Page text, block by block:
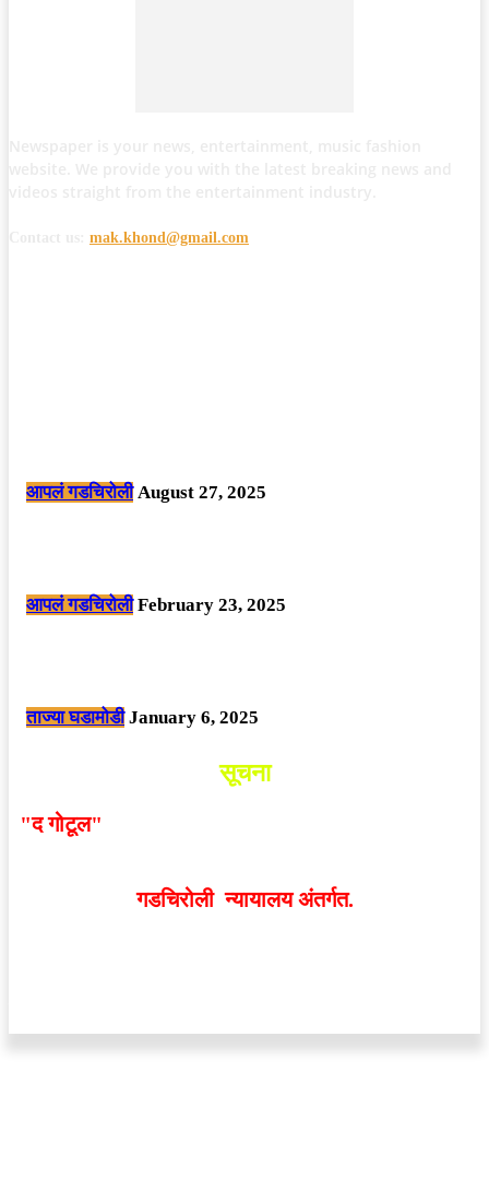
mak.khond@gmail.com
आपलं गडचिरोली August 27, 2025
आपलं गडचिरोली February 23, 2025
ताज्या घडामोडी January 6, 2025
सूचना
"द गोटूल"
गडचिरोली न्यायालय अंतर्गत.